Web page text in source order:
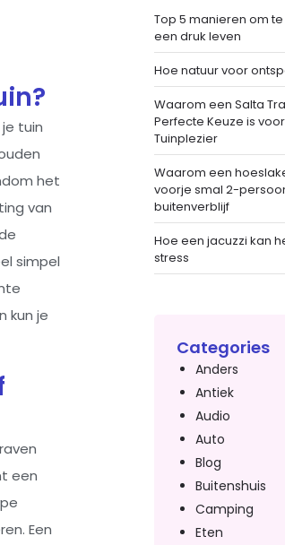
tuin
het
van
simpel
kun je
een
Een
Top 5 manieren om
een druk leven
Hoe natuur voor
Waarom een Salta
Perfecte Keuze is
Tuinplezier
Waarom een
voorje smal 2-
buitenverblijf
Hoe een jacuzzi kan
stress
Categories
Anders
Antiek
Audio
Auto
Blog
Buitenshuis
Camping
Eten